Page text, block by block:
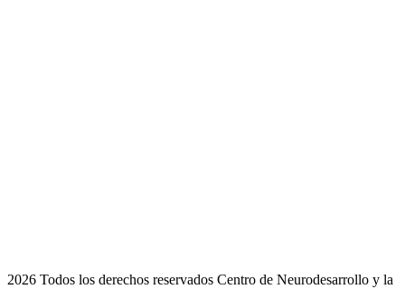
2026 Todos los derechos reservados Centro de Neurodesarrollo y la